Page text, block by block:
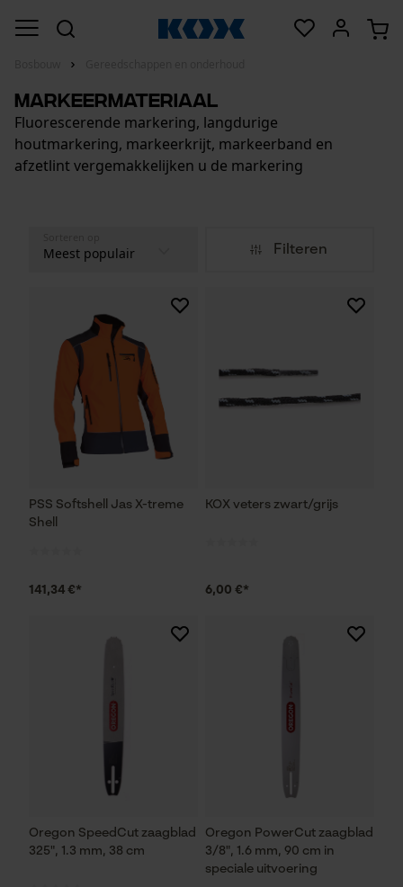
Markeermateriaal
Fluorescerende markering, langdurige
houtmarkering, markeerkrijt, markeerband en
afzetlint vergemakkelijken u de markering
Filteren
PSS Softshell Jas X-treme
Shell
141,34 €*
KOX veters zwart/grijs
6,00 €*
Oregon SpeedCut zaagblad
325", 1.3 mm, 38 cm
Oregon PowerCut zaagblad
3/8", 1.6 mm, 90 cm in
speciale uitvoering